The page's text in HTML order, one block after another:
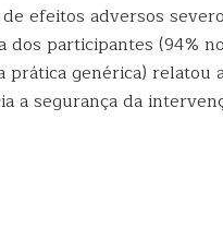
efeitos adversos
participantes (94%
genérica) relatou
a segurança da